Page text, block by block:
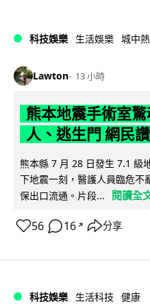
科技娛樂 生活娛樂 城中
Lawton 13 小時
熊本地震手術室
人、逃生門 網民
熊本縣 7 月 28 日發生 7.1 級
下地震一刻，醫護人員臨危不
保出口流通。片段...
閱讀全
56 16 ↗ 分享
科技娛樂 生活科技 健康